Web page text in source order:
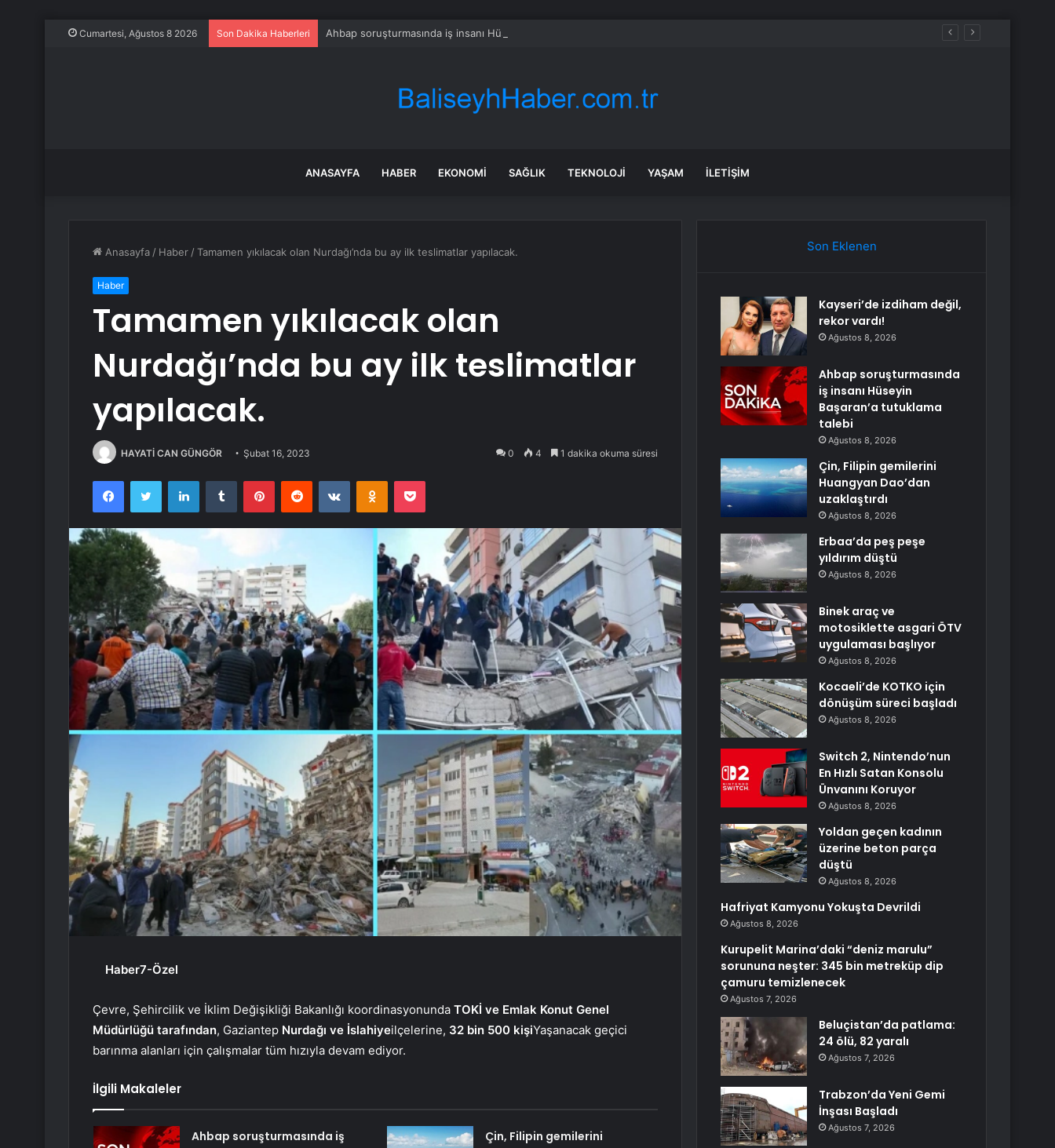
Cumartesi, Ağustos 8 2026 Son Dakika Haberleri Ahbap soruşturmasında iş insanı Hüseyin Başaran’a tutuklama talebi
ANASAYFA HABER EKONOMI SAĞLIK TEKNOLOJI YAŞAM İLETIŞIM
Anasayfa / Haber /Tamamen yıkılacak olan Nurdağı’nda bu ay ilk teslimatlar yapılacak.
Haber
Tamamen yıkılacak olan
Nurdağı’nda bu ay ilk teslimatlar
yapılacak.
HAYATİ CAN GÜNGÖR Şubat 16, 2023 0 4 1 dakika okuma süresi
FacebookTwitter LinkedInTumblr PinterestReddit VKontakteOdnoklassniki
Pocket
Haber7-Özel
Çevre, Şehircilik ve İklim Değişikliği Bakanlığı koordinasyonunda TOKİ ve Emlak Konut Genel
Müdürlüğü tarafından, Gaziantep Nurdağı ve İslahiyeilçelerine, 32 bin 500 kişiYaşanacak geçici
barınma alanları için çalışmalar tüm hızıyla devam ediyor.
İlgili Makaleler
Ahbap soruşturmasında iş
Çin, Filipin gemilerini
Son Eklenen
Kayseri’de izdiham değil,
rekor vardı!
Ağustos 8, 2026
Ahbap soruşturmasında
iş insanı Hüseyin
Başaran’a tutuklama
talebi
Ağustos 8, 2026
Çin, Filipin gemilerini
Huangyan Dao’dan
uzaklaştırdı
Ağustos 8, 2026
Erbaa’da peş peşe
yıldırım düştü
Ağustos 8, 2026
Binek araç ve
motosiklette asgari ÖTV
uygulaması başlıyor
Ağustos 8, 2026
Kocaeli’de KOTKO için
dönüşüm süreci başladı
Ağustos 8, 2026
Switch 2, Nintendo’nun
En Hızlı Satan Konsolu
Ünvanını Koruyor
Ağustos 8, 2026
Yoldan geçen kadının
üzerine beton parça
düştü
Ağustos 8, 2026
Hafriyat Kamyonu Yokuşta Devrildi
Ağustos 8, 2026
Kurupelit Marina’daki “deniz marulu”
sorununa neşter: 345 bin metreküp dip
çamuru temizlenecek
Ağustos 7, 2026
Beluçistan’da patlama:
24 ölü, 82 yaralı
Ağustos 7, 2026
Trabzon’da Yeni Gemi
İnşası Başladı
Ağustos 7, 2026